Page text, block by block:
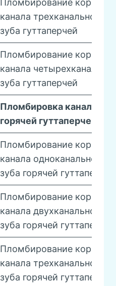
Пломбирование
канала трехканального
зуба гуттаперчей
Пломбирование
канала
зуба гуттаперчей
Пломбировка каналов
горячей гуттаперчей
Пломбирование
канала одноканального
зуба горячей гуттаперчей
Пломбирование
канала двухканального
зуба горячей гуттаперчей
Пломбирование
канала трехканального
зуба горячей гуттаперчей